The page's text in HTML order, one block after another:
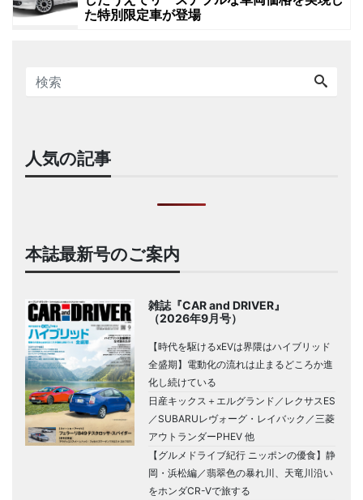
た特別限定車が登場
人気の記事
本誌最新号のご案内
雑誌『CAR and DRIVER』
（2026年9月号）
【時代を駆けるxEVは界隈はハイブリッド
全盛期】電動化の流れは止まるどころか進
化し続けている
日産キックス＋エルグランド／レクサスES
／SUBARUレヴォーグ・レイバック／三菱
アウトランダーPHEV 他
【グルメドライブ紀行 ニッポンの優食】静
岡・浜松編／翡翠色の暴れ川、天竜川沿い
をホンダCR-Vで旅する